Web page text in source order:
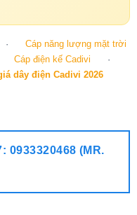
·
Cáp năng lượng mặt trời
Cáp điện kế Cadivi
·
dây điện Cadivi 2026
0933320468 (MR.